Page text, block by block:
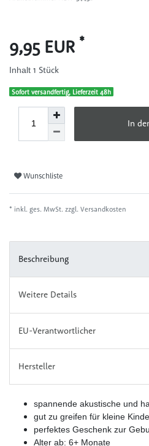
9,95 EUR *
Inhalt 1 Stück
Sofort versandfertig, Lieferzeit 48h
In
Wunschliste
* inkl. ges. MwSt. zzgl. Versandkosten
Beschreibung
Weitere Details
EU-Verantwortlicher
Hersteller
spannende akustische und
gut zu greifen für kleine
perfektes Geschenk zur
Alter ab: 6+ Monate